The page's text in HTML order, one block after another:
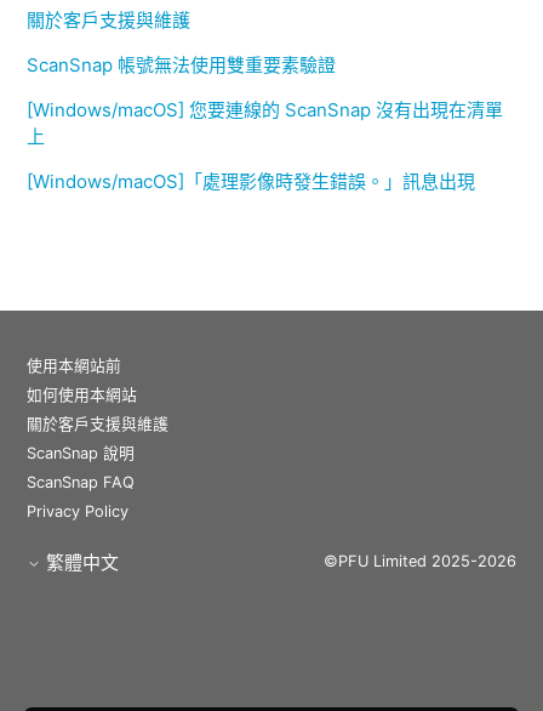
關於客戶支援與維護
ScanSnap 帳號無法使用雙重要素驗證
[Windows/macOS] 您要連線的 ScanSnap 沒有出現在清單
上
[Windows/macOS]「處理影像時發生錯誤。」訊息出現
使用本網站前
如何使用本網站
關於客戶支援與維護
ScanSnap 說明
ScanSnap FAQ
Privacy Policy
繁體中文 ©PFU Limited 2025-2026